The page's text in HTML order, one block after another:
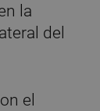
la
del
el